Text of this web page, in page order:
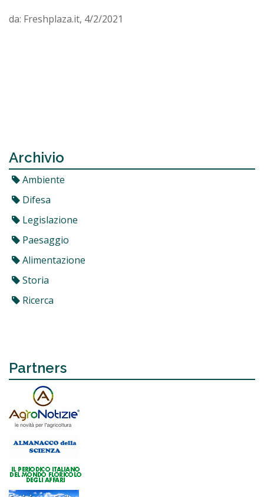
da: Freshplaza.it, 4/2/2021
Archivio
Ambiente
Difesa
Legislazione
Paesaggio
Alimentazione
Storia
Ricerca
Partners